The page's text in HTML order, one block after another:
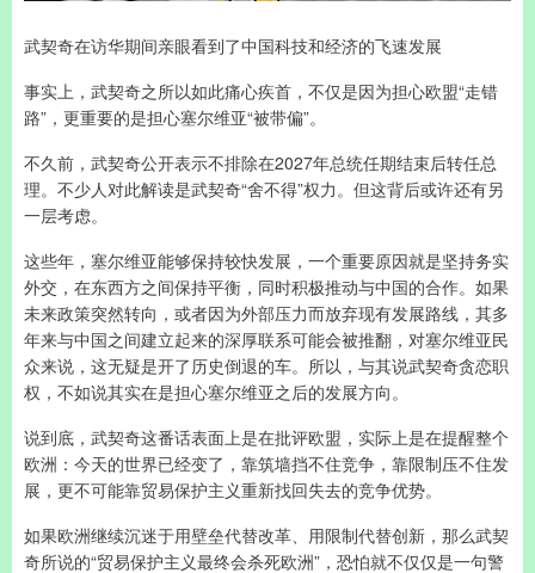
武契奇在访华期间亲眼看到了中国科技和经济的飞速发展
事实上，武契奇之所以如此痛心疾首，不仅是因为担心欧盟“走错
路”，更重要的是担心塞尔维亚“被带偏”。
不久前，武契奇公开表示不排除在2027年总统任期结束后转任总
理。不少人对此解读是武契奇“舍不得”权力。但这背后或许还有另
一层考虑。
这些年，塞尔维亚能够保持较快发展，一个重要原因就是坚持务实
外交，在东西方之间保持平衡，同时积极推动与中国的合作。如果
未来政策突然转向，或者因为外部压力而放弃现有发展路线，其多
年来与中国之间建立起来的深厚联系可能会被推翻，对塞尔维亚民
众来说，这无疑是开了历史倒退的车。所以，与其说武契奇贪恋职
权，不如说其实在是担心塞尔维亚之后的发展方向。
说到底，武契奇这番话表面上是在批评欧盟，实际上是在提醒整个
欧洲：今天的世界已经变了，靠筑墙挡不住竞争，靠限制压不住发
展，更不可能靠贸易保护主义重新找回失去的竞争优势。
如果欧洲继续沉迷于用壁垒代替改革、用限制代替创新，那么武契
奇所说的“贸易保护主义最终会杀死欧洲”，恐怕就不仅仅是一句警